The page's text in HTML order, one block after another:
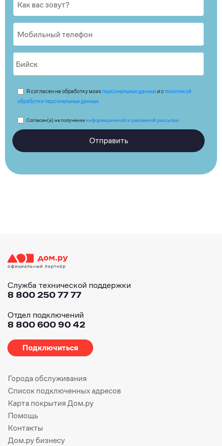
Я согласен на обработку моих персональных данныхи с политикой
обработки персональных данных
Согласен(а) на получениеинформационной и рекламной рассылки
Отправить
Служба технической поддержки
8 800 250 77 77
Отдел подключений
8 800 600 90 42
Подключиться
Города обслуживания
Список подключенных адресов
Карта покрытия Дом.ру
Помощь
Контакты
Дом.ру бизнесу